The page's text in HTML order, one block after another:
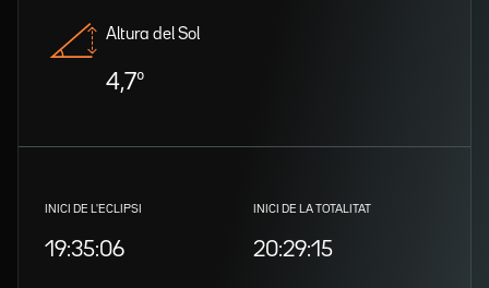
Altura del Sol
4,7º
INICI DE L'ECLIPSI
19:35:06
INICI DE LA TOTALITAT
20:29:15